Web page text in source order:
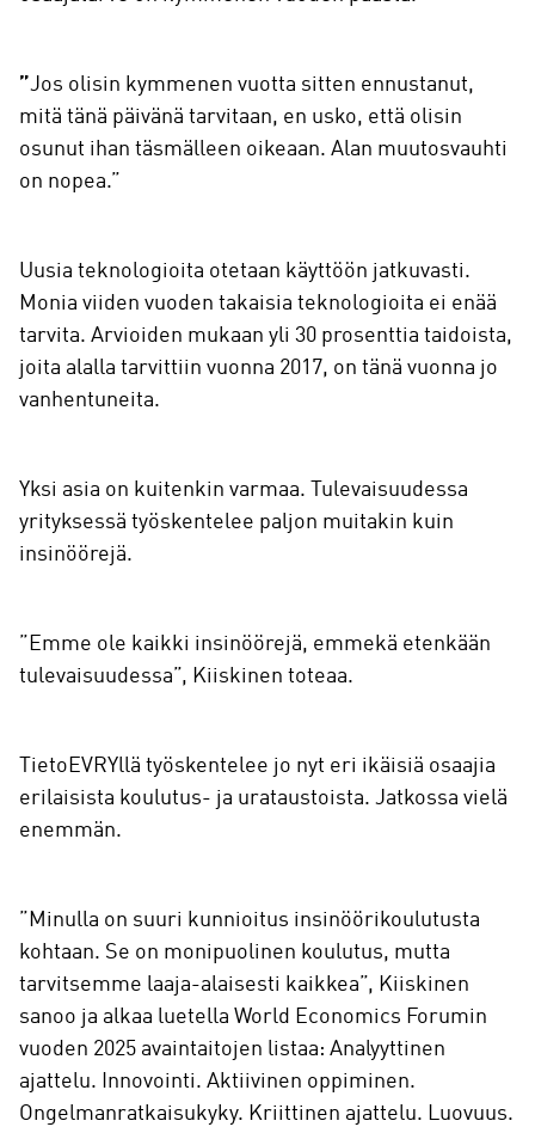
”Jos olisin kymmenen vuotta sitten ennustanut,
mitä tänä päivänä tarvitaan, en usko, että olisin
osunut ihan täsmälleen oikeaan. Alan muutosvauhti
on nopea.”
Uusia teknologioita otetaan käyttöön jatkuvasti.
Monia viiden vuoden takaisia teknologioita ei enää
tarvita. Arvioiden mukaan yli 30 prosenttia taidoista,
joita alalla tarvittiin vuonna 2017, on tänä vuonna jo
vanhentuneita.
Yksi asia on kuitenkin varmaa. Tulevaisuudessa
yrityksessä työskentelee paljon muitakin kuin
insinöörejä.
”Emme ole kaikki insinöörejä, emmekä etenkään
tulevaisuudessa”, Kiiskinen toteaa.
TietoEVRYllä työskentelee jo nyt eri ikäisiä osaajia
erilaisista koulutus- ja urataustoista. Jatkossa vielä
enemmän.
”Minulla on suuri kunnioitus insinöörikoulutusta
kohtaan. Se on monipuolinen koulutus, mutta
tarvitsemme laaja-alaisesti kaikkea”, Kiiskinen
sanoo ja alkaa luetella World Economics Forumin
vuoden 2025 avaintaitojen listaa: Analyyttinen
ajattelu. Innovointi. Aktiivinen oppiminen.
Ongelmanratkaisukyky. Kriittinen ajattelu. Luovuus.